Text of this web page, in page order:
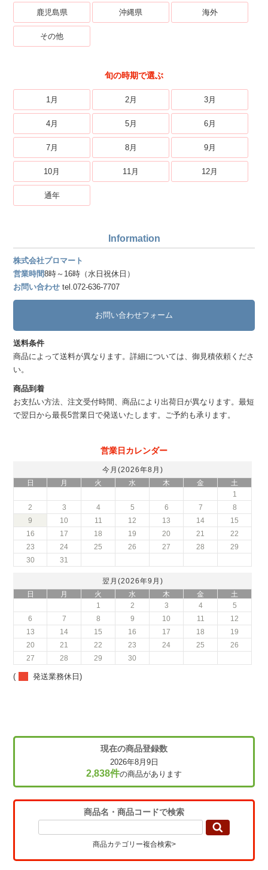
鹿児島県 沖縄県 海外
その他
旬の時期で選ぶ
1月 2月 3月
4月 5月 6月
7月 8月 9月
10月 11月 12月
通年
Information
株式会社プロマート
営業時間8時～16時（水日祝休日）
お問い合わせ tel.072-636-7707
お問い合わせフォーム
送料条件
商品によって送料が異なります。詳細については、御見積依頼くださ
い。
商品到着
お支払い方法、注文受付時間、商品により出荷日が異なります。最短
で翌日から最長5営業日で発送いたします。ご予約も承ります。
営業日カレンダー
今月(2026年8月)
日
月 火 水 木 金
土
1
2
3 4 5 6 7
8
9
10 11 12 13 14
15
16
17 18 19 20 21
22
23
24 25 26 27 28
29
30
31
翌月(2026年9月)
日
月 火 水 木 金
土
1
2 3 4
5
6
7 8 9 10 11
12
13
14 15 16 17 18
19
20
21 22 23 24 25
26
27
28 29 30
( 発送業務休日)
現在の商品登録数
2026年8月9日
2,838件の商品があります
商品名・商品コードで検索
商品カテゴリー複合検索>